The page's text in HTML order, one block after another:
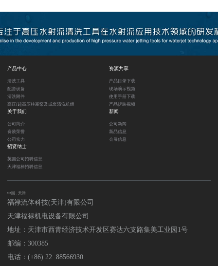
产品中心
清洗工具
配套设备
清洗附件
高压/超高压柱塞泵及成套清洗机组
资源共享
产品目录下载
现场演示视频
使用手册下载
产品拆装视频
关于我们
公司简介
资质荣誉
公司实力
新闻
公司新闻
新品信息
会展信息
招贤纳士
英国公司招聘信息
天津福禄招聘信息
中国 . 天津
福禄流体科技(天津)有限公司
天津福禄机电设备有限公司
地址：天津市西青经济技术开发区赛达六支路集美工业园1号
邮编：300385
电话：(+86) 22 88566930